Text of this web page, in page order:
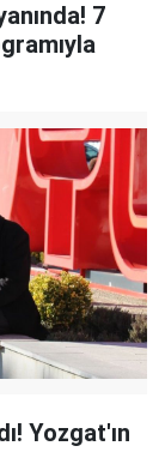
7
Yozgat'ın